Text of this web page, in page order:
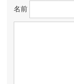
名前